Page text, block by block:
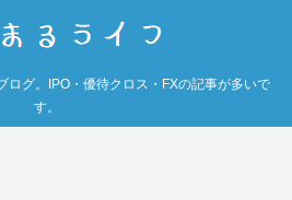
ログ。IPO・優待クロス・FXの記事が多いで
す。